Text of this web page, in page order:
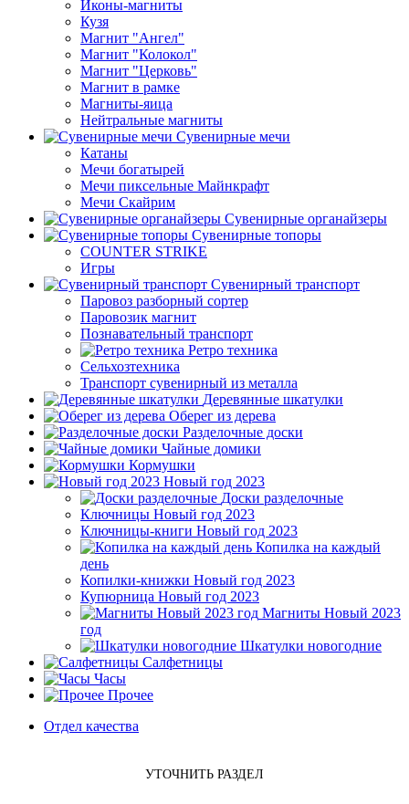
Иконы-магниты
Кузя
Магнит "Ангел"
Магнит "Колокол"
Магнит "Церковь"
Магнит в рамке
Магниты-яица
Нейтральные магниты
Сувенирные мечи
Катаны
Мечи богатырей
Мечи пиксельные Майнкрафт
Мечи Скайрим
Сувенирные органайзеры
Сувенирные топоры
COUNTER STRIKE
Игры
Сувенирный транспорт
Паровоз разборный сортер
Паровозик магнит
Познавательный транспорт
Ретро техника
Сельхозтехника
Транспорт сувенирный из металла
Деревянные шкатулки
Оберег из дерева
Разделочные доски
Чайные домики
Кормушки
Новый год 2023
Доски разделочные
Ключницы Новый год 2023
Ключницы-книги Новый год 2023
Копилка на каждый
день
Копилки-книжки Новый год 2023
Купюрница Новый год 2023
Магниты Новый 2023
год
Шкатулки новогодние
Салфетницы
Часы
Прочее
Отдел качества
УТОЧНИТЬ РАЗДЕЛ